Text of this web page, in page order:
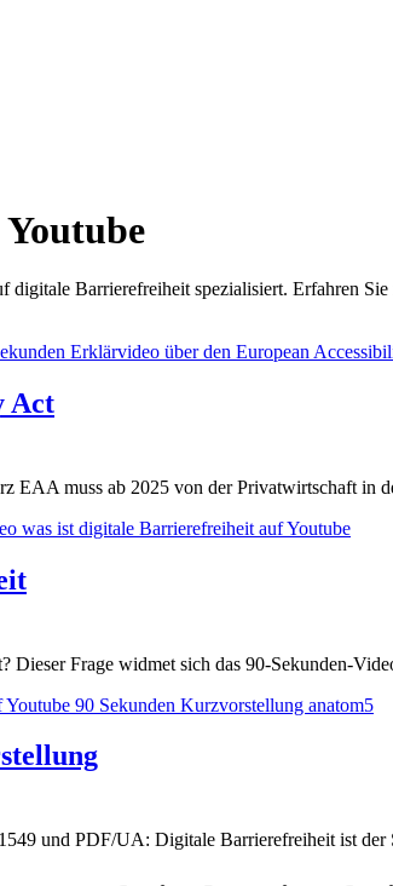
digitale Barrierefreiheit spezialisiert. Erfahren
Act
EAA muss ab 2025 von der Privatwirtschaft in
Dieser Frage widmet sich das 90-Sekunden-
und PDF/UA: Digitale Barrierefreiheit ist der